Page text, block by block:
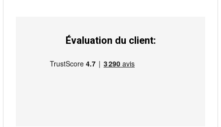
Évaluation du client: